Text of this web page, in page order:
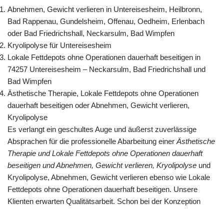
Abnehmen, Gewicht verlieren in Untereisesheim, Heilbronn,
Bad Rappenau, Gundelsheim, Offenau, Oedheim, Erlenbach
oder Bad Friedrichshall, Neckarsulm, Bad Wimpfen
Kryolipolyse für Untereisesheim
Lokale Fettdepots ohne Operationen dauerhaft beseitigen in
74257 Untereisesheim – Neckarsulm, Bad Friedrichshall und
Bad Wimpfen
Ästhetische Therapie, Lokale Fettdepots ohne Operationen
dauerhaft beseitigen oder Abnehmen, Gewicht verlieren,
Kryolipolyse
Es verlangt ein geschultes Auge und äußerst zuverlässige
Absprachen für die professionelle Abarbeitung einer Ästhetische
Therapie und Lokale Fettdepots ohne Operationen dauerhaft
beseitigen und Abnehmen, Gewicht verlieren, Kryolipolyse und
Kryolipolyse, Abnehmen, Gewicht verlieren ebenso wie Lokale
Fettdepots ohne Operationen dauerhaft beseitigen. Unsere
Klienten erwarten Qualitätsarbeit. Schon bei der Konzeption